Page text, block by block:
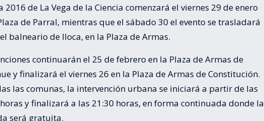
2016 de La Vega de la Ciencia comenzará el viernes 29 de enero
de Parral, mientras que el sábado 30 el evento se trasladará
balneario de Iloca, en la Plaza de Armas.
continuarán el 25 de febrero en la Plaza de Armas de
y finalizará el viernes 26 en la Plaza de Armas de Constitución.
las comunas, la intervención urbana se iniciará a partir de las
y finalizará a las 21:30 horas, en forma continuada donde la
será gratuita.